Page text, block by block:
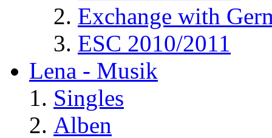
Exchange with
ESC 2010/2011
Lena - Musik
Singles
Alben